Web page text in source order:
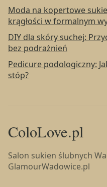
Moda na kopertowe
krągłości w formalnym
DIY dla skóry suchej:
bez podrażnień
Pedicure podologiczny:
stóp?
ColoLove.pl
Salon sukien ślubnych
GlamourWadowice.pl